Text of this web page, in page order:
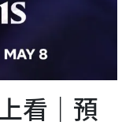
看｜預